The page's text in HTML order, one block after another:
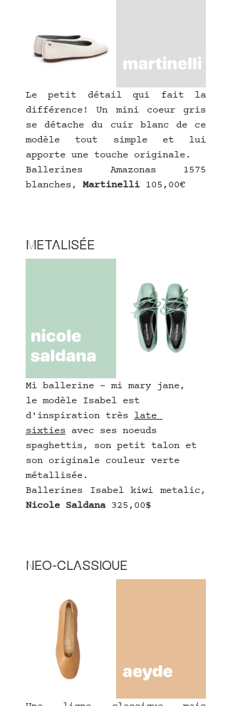
Le petit détail qui fait la
différence! Un mini coeur gris
se détache du cuir blanc de ce
modèle tout simple et lui
apporte une touche originale.
Ballerines Amazonas 1575
blanches, Martinelli 105,00€
METALISÉE
Mi ballerine - mi mary jane,
le modèle Isabel est
d'inspiration très late
sixties avec ses noeuds
spaghettis, son petit talon et
son originale couleur verte
métallisée.
Nicole Saldana 325,00$
NEO-CLASSIQUE